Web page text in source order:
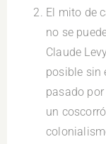
El mito de
no se
Claude
posible sin
pasado
un